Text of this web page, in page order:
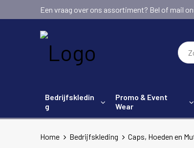
Een vraag over ons assortiment? Bel of mail
Bedrijfskledin
g
Promo & Event
Wear
Home Bedrijfskleding Caps, Hoeden en